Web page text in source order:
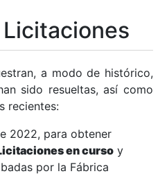
a modo de histórico,
sido resueltas, así como
recientes:
2022, para obtener
en curso y
por la Fábrica